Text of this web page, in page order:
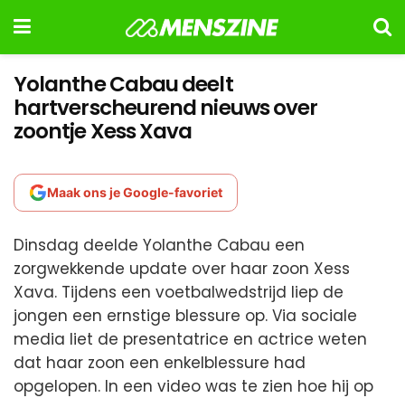
Yolanthe Cabau deelt
hartverscheurend nieuws over
zoontje Xess Xava
Maak ons je Google-favoriet
Dinsdag deelde Yolanthe Cabau een
zorgwekkende update over haar zoon Xess
Xava. Tijdens een voetbalwedstrijd liep de
jongen een ernstige blessure op. Via sociale
media liet de presentatrice en actrice weten
dat haar zoon een enkelblessure had
opgelopen. In een video was te zien hoe hij op